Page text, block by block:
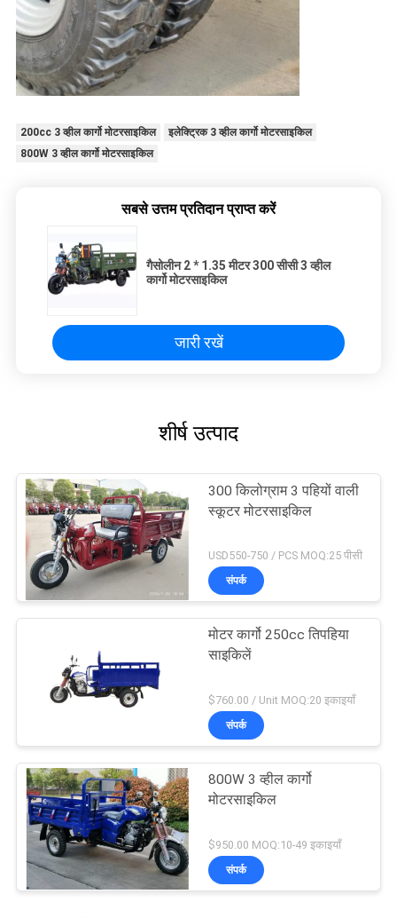
200cc 3 व्हील कार्गो मोटरसाइकिल
इलेक्ट्रिक 3 व्हील कार्गो मोटरसाइकिल
800W 3 व्हील कार्गो मोटरसाइकिल
सबसे उत्तम प्रतिदान प्राप्त करें
गैसोलीन 2 * 1.35 मीटर 300 सीसी 3 व्हील
कार्गो मोटरसाइकिल
जारी रखें
शीर्ष उत्पाद
300 किलोग्राम 3 पहियों वाली
स्कूटर मोटरसाइकिल
USD550-750 / PCS MOQ:25 पीसी
संपर्क
मोटर कार्गो 250cc तिपहिया
साइकिलें
$760.00 / Unit MOQ:20 इकाइयाँ
संपर्क
800W 3 व्हील कार्गो
मोटरसाइकिल
$950.00 MOQ:10-49 इकाइयाँ
संपर्क